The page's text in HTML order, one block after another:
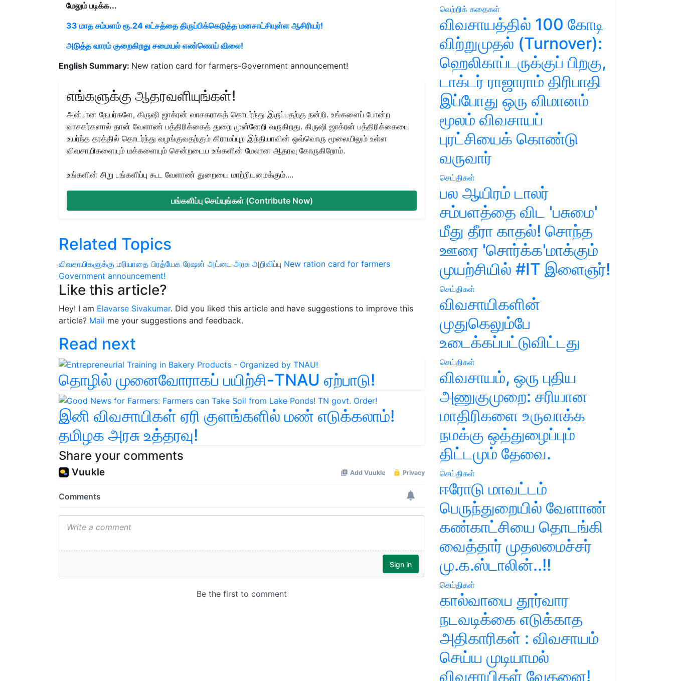
மேலும் படிக்க...
33 மாத சம்பளம் ரூ.24 லட்சத்தை திருப்பிக்கெடுத்த மனசாட்சியுள்ள ஆசிரியர்!
அடுத்த வாரம் குறைகிறது சமையல் எண்ணெய் விலை!
English Summary: New ration card for farmers-Government announcement!
எங்களுக்கு ஆதரவளியுங்கள்!
அன்பான நேயர்களே, கிருஷி ஜாக்ரன் வாசகராகத் தொடர்ந்து இருப்பதற்கு நன்றி. உங்களைப் போன்ற
வாசகர்களால் தான் வேளாண் பத்திரிக்கைத் துறை முன்னேறி வருகிறது. கிருஷி ஜாக்ரன் பத்திரிக்கையை
உயர்ந்த தரத்தில் தொடர்ந்து வழங்குவதற்கும் கிராமப்புற இந்தியாவின் ஒவ்வொரு மூலையிலும் உள்ள
விவசாயிகளையும் மக்களையும் சென்றடைய உங்களின் மேலான ஆதரவு கோருகிறோம்.
உங்களின் சிறு பங்களிப்பு கூட வேளாண் துறையை மாற்றியமைக்கும்....
பங்களிப்பு செய்யுங்கள் (Contribute Now)
Related Topics
விவசாயிகளுக்கு மரியாதை பிரத்யேக ரேஷன் அட்டை அரசு அறிவிப்பு New ration card for farmers
Government announcement!
Like this article?
Hey! I am Elavarse Sivakumar. Did you liked this article and have suggestions to improve this
article? Mail me your suggestions and feedback.
Read next
தொழில் முனைவோராகப் பயிற்சி-TNAU ஏற்பாடு!
இனி விவசாயிகள் ஏரி குளங்களில் மண் எடுக்கலாம்!
தமிழக அரசு உத்தரவு!
Share your comments
வெற்றிக் கதைகள்
விவசாயத்தில் 100 கோடி
விற்றுமுதல் (Turnover):
ஹெலிகாப்டருக்குப் பிறகு,
டாக்டர் ராஜாராம் திரிபாதி
இப்போது ஒரு விமானம்
மூலம் விவசாயப்
புரட்சியைக் கொண்டு
வருவார்
செய்திகள்
பல ஆயிரம் டாலர்
சம்பளத்தை விட 'பசுமை'
மீது தீரா காதல்! சொந்த
ஊரை 'சொர்க்க'மாக்கும்
முயற்சியில் #IT இளைஞர்!
செய்திகள்
விவசாயிகளின்
முதுகெலும்பே
உடைக்கப்பட்டுவிட்டது
செய்திகள்
விவசாயம், ஒரு புதிய
அணுகுமுறை: சரியான
மாதிரிகளை உருவாக்க
நமக்கு ஒத்துழைப்பும்
திட்டமும் தேவை.
செய்திகள்
ஈரோடு மாவட்டம்
பெருந்துறையில் வேளாண்
கண்காட்சியை தொடங்கி
வைத்தார் முதலமைச்சர்
மு.க.ஸ்டாலின்..!!
செய்திகள்
கால்வாயை தூர்வார
நடவடிக்கை எடுக்காத
அதிகாரிகள் : விவசாயம்
செய்ய முடியாமல்
விவசாயிகள் வேதனை!